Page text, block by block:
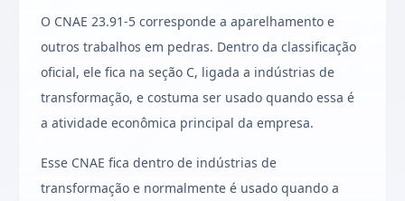
O CNAE 23.91-5 corresponde a aparelhamento e
outros trabalhos em pedras. Dentro da classificação
oficial, ele fica na seção C, ligada a indústrias de
transformação, e costuma ser usado quando essa é
a atividade econômica principal da empresa.
Esse CNAE fica dentro de indústrias de
transformação e normalmente é usado quando a